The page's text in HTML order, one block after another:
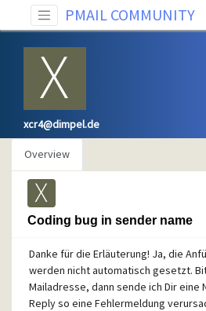
PMAIL COMMUNITY
xcr4@dimpel.de
Overview
Coding bug in sender name
Danke für die Erläuterung! Ja, die
werden nicht automatisch gesetzt.
Mailadresse, dann sende ich Dir eine
Reply so eine Fehlermeldung